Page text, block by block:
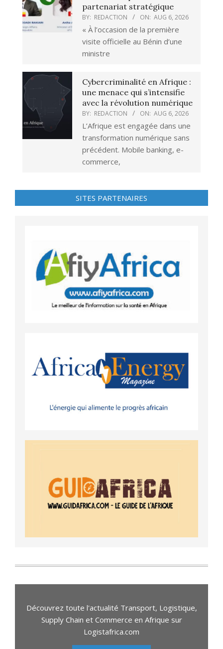
partenariat stratégique
BY: REDACTION ON: AUG 6, 2026
« À l’occasion de la première
visite officielle au Bénin d’une
ministre
Cybercriminalité en Afrique :
une menace qui s’intensifie
avec la révolution numérique
BY: REDACTION ON: AUG 6, 2026
L’Afrique est engagée dans une
transformation numérique sans
précédent. Mobile banking, e-
commerce,
SITES PARTENAIRES
Découvrez toute l'actualité Transport, Logistique,
Supply Chain et Commerce en Afrique sur
Logistafrica.com